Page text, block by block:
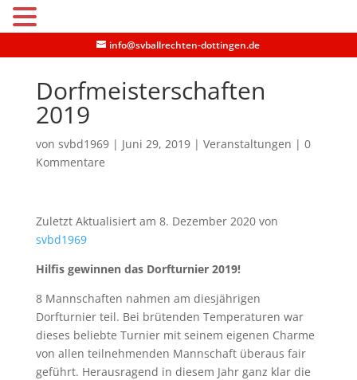
info@svballrechten-dottingen.de
Dorfmeisterschaften
2019
von svbd1969| Juni 29, 2019| Veranstaltungen | 0
Kommentare
Zuletzt Aktualisiert am 8. Dezember 2020 von
svbd1969
Hilfis gewinnen das Dorfturnier 2019!
8 Mannschaften nahmen am diesjährigen
Dorfturnier teil. Bei brütenden Temperaturen war
dieses beliebte Turnier mit seinem eigenen Charme
von allen teilnehmenden Mannschaft überaus fair
geführt. Herausragend in diesem Jahr ganz klar die